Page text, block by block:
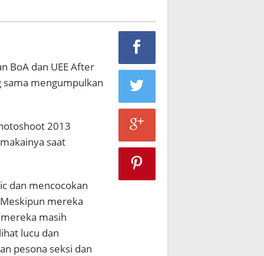
BoA dan UEE After
sama mengumpulkan
2013
saat
dan mencocokan
mereka
masih
lucu dan
pesona seksi dan